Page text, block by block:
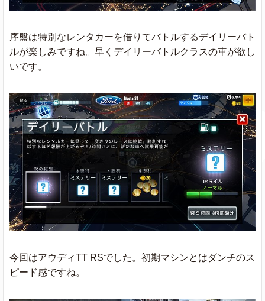
序盤は特別なレンタカーを借りてバトルするデイリーバト
ルが楽しみですね。早くデイリーバトルクラスの車が欲し
いです。
今回はアウディTT RSでした。初期マシンとはダンチのス
ピード感ですね。